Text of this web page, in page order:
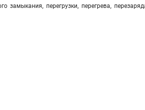
замыкания, перегрузки, перегрева,